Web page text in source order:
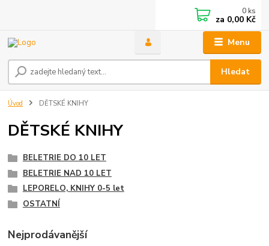
Menu
Hledat
0 ks
za 0,00 Kč
Úvod DĚTSKÉ KNIHY
DĚTSKÉ KNIHY
BELETRIE DO 10 LET
BELETRIE NAD 10 LET
LEPORELO, KNIHY 0-5 let
OSTATNÍ
Nejprodávanější